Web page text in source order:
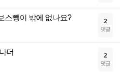
스뺑이 밖에 없나요? 2
댓글
더 2
댓글